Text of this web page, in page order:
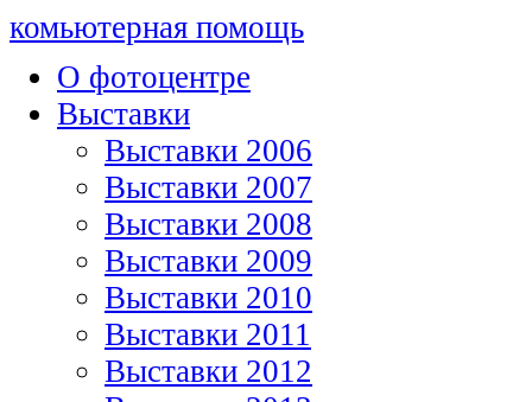
комьютерная помощь
О фотоцентре
Выставки
Выставки 2006
Выставки 2007
Выставки 2008
Выставки 2009
Выставки 2010
Выставки 2011
Выставки 2012